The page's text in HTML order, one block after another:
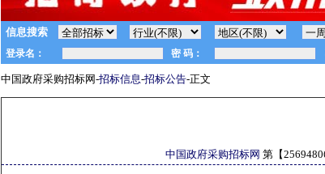
信息搜索
中国政府采购招标网-招标信息-招标公告-正文
中国政府采购招标网 第【